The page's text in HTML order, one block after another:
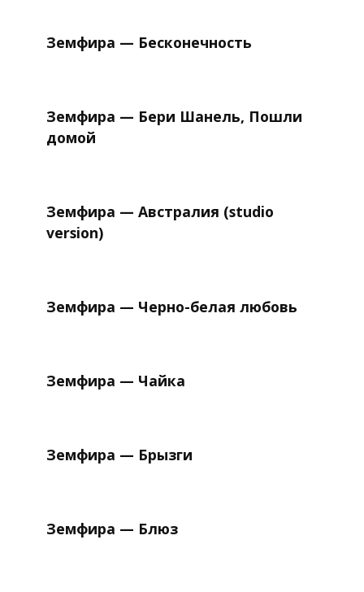
Земфира — Бесконечность
Земфира — Бери Шанель, Пошли
домой
Земфира — Австралия (studio
version)
Земфира — Черно-белая любовь
Земфира — Чайка
Земфира — Брызги
Земфира — Блюз